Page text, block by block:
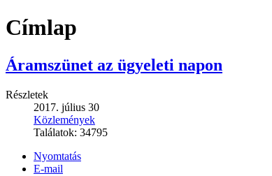
Címlap
Áramszünet az ügyeleti napon
Részletek
2017. július 30
Közlemények
Találatok: 34795
Nyomtatás
E-mail